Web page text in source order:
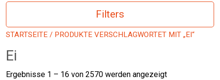
Filters
STARTSEITE / PRODUKTE VERSCHLAGWORTET MIT „EI“
Ei
Ergebnisse 1 – 16 von 2570 werden angezeigtNach